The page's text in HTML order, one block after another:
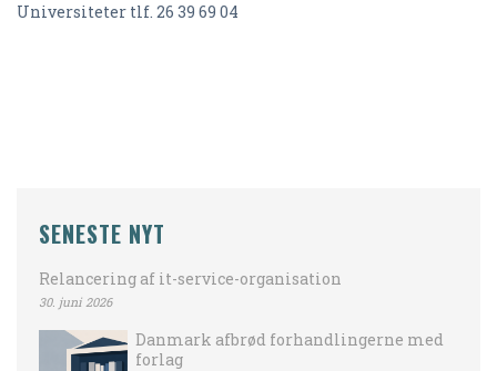
Universiteter tlf. 26 39 69 04
SENESTE NYT
Relancering af it-service-organisation
30. juni 2026
Danmark afbrød forhandlingerne med
forlag